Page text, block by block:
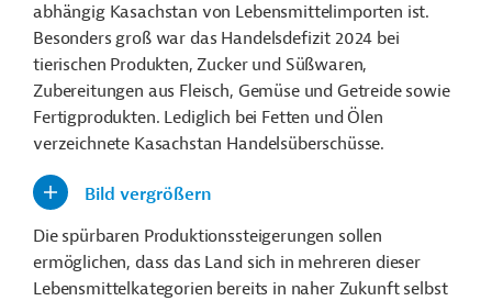
abhängig Kasachstan von Lebensmittelimporten ist.
Besonders groß war das Handelsdefizit 2024 bei
tierischen Produkten, Zucker und Süßwaren,
Zubereitungen aus Fleisch, Gemüse und Getreide sowie
Fertigprodukten. Lediglich bei Fetten und Ölen
verzeichnete Kasachstan Handelsüberschüsse.
Bild vergrößern
Die spürbaren Produktionssteigerungen sollen
ermöglichen, dass das Land sich in mehreren dieser
Lebensmittelkategorien bereits in naher Zukunft selbst